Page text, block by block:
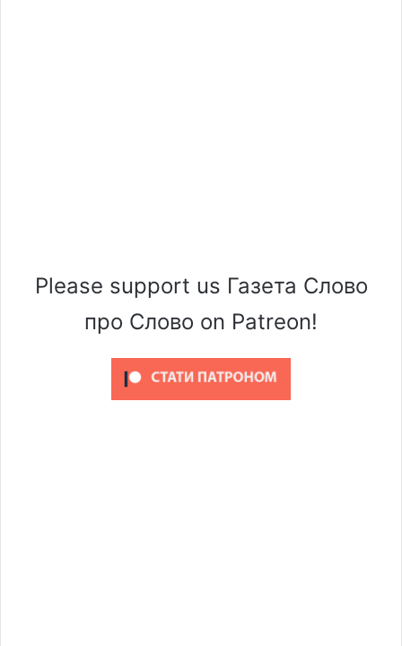
Please support us Газета Слово
про Слово on Patreon!